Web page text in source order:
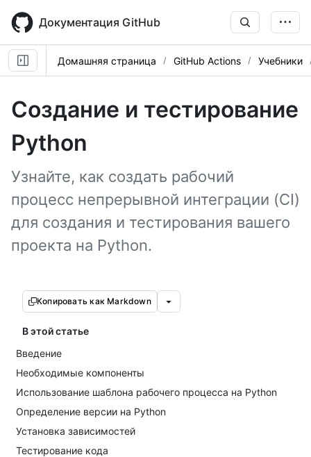
main
content
Документация GitHub
Домашняя страница GitHub Actions Учебники
Создание и тестирование
Python
Узнайте, как создать рабочий
процесс непрерывной интеграции (CI)
для создания и тестирования вашего
проекта на Python.
Копировать как Markdown
В этой статье
Введение
Необходимые компоненты
Использование шаблона рабочего процесса на Python
Определение версии на Python
Установка зависимостей
Тестирование кода